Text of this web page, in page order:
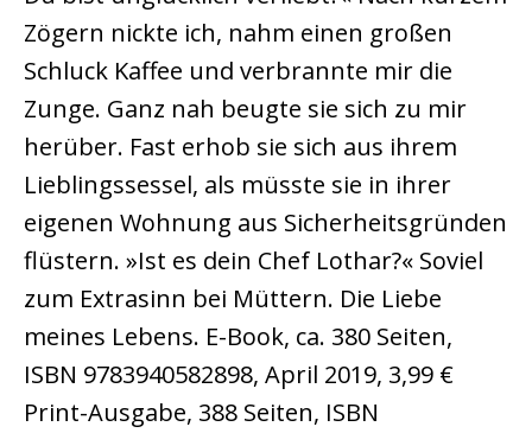
Zögern nickte ich, nahm einen großen
Schluck Kaffee und verbrannte mir die
Zunge. Ganz nah beugte sie sich zu mir
herüber. Fast erhob sie sich aus ihrem
Lieblingssessel, als müsste sie in ihrer
eigenen Wohnung aus Sicherheitsgründen
flüstern. »Ist es dein Chef Lothar?« Soviel
zum Extrasinn bei Müttern. Die Liebe
meines Lebens. E-Book, ca. 380 Seiten,
ISBN 9783940582898, April 2019, 3,99 €
Print-Ausgabe, 388 Seiten, ISBN